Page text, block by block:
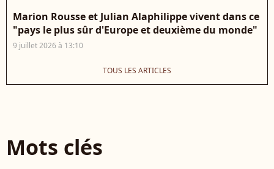
Marion Rousse et Julian Alaphilippe vivent dans ce
"pays le plus sûr d'Europe et deuxième du monde"
9 juillet 2026 à 13:10
TOUS LES ARTICLES
Mots clés